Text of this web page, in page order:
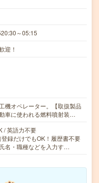
～05:15
迎！
機オペレーター。【取扱製品
車に使われる燃料噴射装…
/ 英語力不要
録だけでもOK！履歴書不要
名・職種などを入力す…